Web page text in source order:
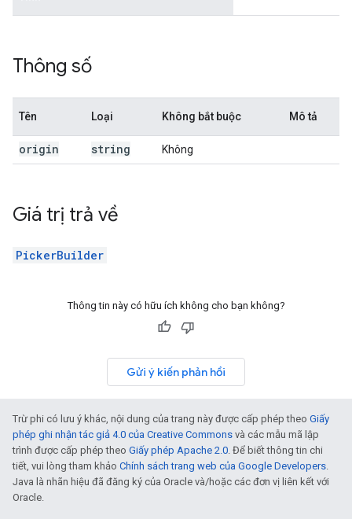
Thông số
Tên Loại Không bắt buộc Mô tả
origin string Không
Giá trị trả về
PickerBuilder
Thông tin này có hữu ích không cho bạn không?
Gửi ý kiến phản hồi
Trừ phi có lưu ý khác, nội dung của trang này được cấp phép theo Giấy
phép ghi nhận tác giả 4.0 của Creative Commons và các mẫu mã lập
trình được cấp phép theo Giấy phép Apache 2.0. Để biết thông tin chi
tiết, vui lòng tham khảo Chính sách trang web của Google Developers.
Java là nhãn hiệu đã đăng ký của Oracle và/hoặc các đơn vị liên kết với
Oracle.